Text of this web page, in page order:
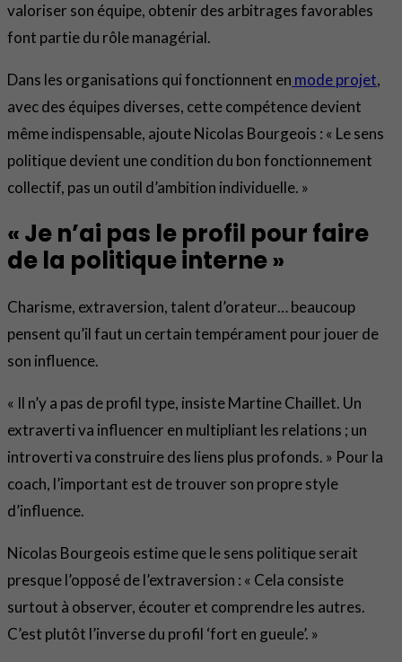
valoriser son équipe, obtenir des arbitrages favorables
font partie du rôle managérial.
Dans les organisations qui fonctionnent en mode projet,
avec des équipes diverses, cette compétence devient
même indispensable, ajoute Nicolas Bourgeois : « Le sens
politique devient une condition du bon fonctionnement
collectif, pas un outil d’ambition individuelle. »
« Je n’ai pas le profil pour faire
de la politique interne »
Charisme, extraversion, talent d’orateur… beaucoup
pensent qu’il faut un certain tempérament pour jouer de
son influence.
« Il n’y a pas de profil type, insiste Martine Chaillet. Un
extraverti va influencer en multipliant les relations ; un
introverti va construire des liens plus profonds. » Pour la
coach, l’important est de trouver son propre style
d’influence.
Nicolas Bourgeois estime que le sens politique serait
presque l’opposé de l’extraversion : « Cela consiste
surtout à observer, écouter et comprendre les autres.
C’est plutôt l’inverse du profil ‘fort en gueule’. »